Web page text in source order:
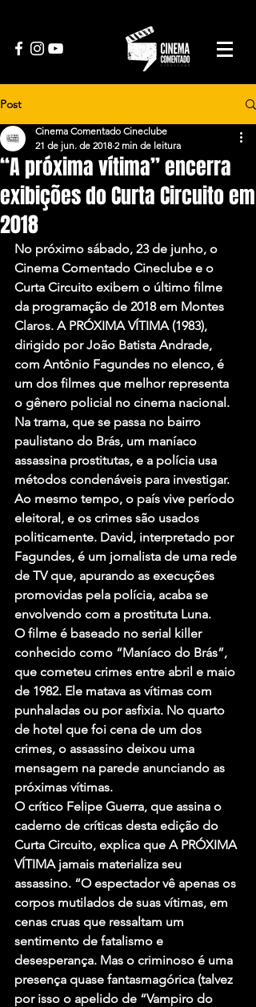
Post
“A próxima vítima” encerra
exibições do Curta Circuito em
2018
Cinema Comentado Cineclube
21 de jun. de 2018 2 min de leitura
No próximo sábado, 23 de junho, o
Cinema Comentado Cineclube e o
Curta Circuito exibem o último filme
da programação de 2018 em Montes
Claros. A PRÓXIMA VÍTIMA (1983),
dirigido por João Batista Andrade,
com Antônio Fagundes no elenco, é
um dos filmes que melhor representa
o gênero policial no cinema nacional.
Na trama, que se passa no bairro
paulistano do Brás, um maníaco
assassina prostitutas, e a polícia usa
métodos condenáveis para investigar.
Ao mesmo tempo, o país vive período
eleitoral, e os crimes são usados
politicamente. David, interpretado por
Fagundes, é um jornalista de uma rede
de TV que, apurando as execuções
promovidas pela polícia, acaba se
envolvendo com a prostituta Luna.
O filme é baseado no serial killer
conhecido como “Maníaco do Brás”,
que cometeu crimes entre abril e maio
de 1982. Ele matava as vítimas com
punhaladas ou por asfixia. No quarto
de hotel que foi cena de um dos
crimes, o assassino deixou uma
mensagem na parede anunciando as
próximas vítimas.
O crítico Felipe Guerra, que assina o
caderno de críticas desta edição do
Curta Circuito, explica que A PRÓXIMA
VÍTIMA jamais materializa seu
assassino. “O espectador vê apenas os
corpos mutilados de suas vítimas, em
cenas cruas que ressaltam um
sentimento de fatalismo e
desesperança. Mas o criminoso é uma
presença quase fantasmagórica (talvez
por isso o apelido de “Vampiro do